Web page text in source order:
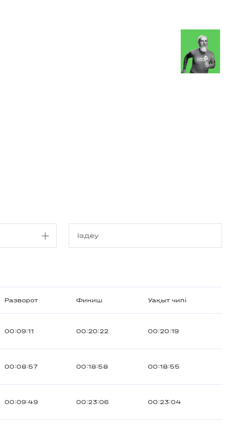
Разворот Финиш Уақыт чипі
00:09:11 00:20:22 00:20:19
00:08:57 00:18:58 00:18:55
00:09:49 00:23:06 00:23:04